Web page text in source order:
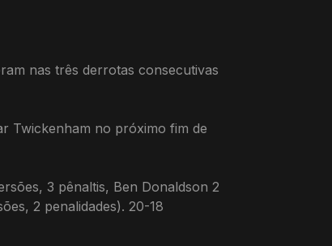
nas três derrotas consecutivas
Twickenham no próximo fim de
3 pênaltis, Ben Donaldson 2
2 penalidades). 20-18